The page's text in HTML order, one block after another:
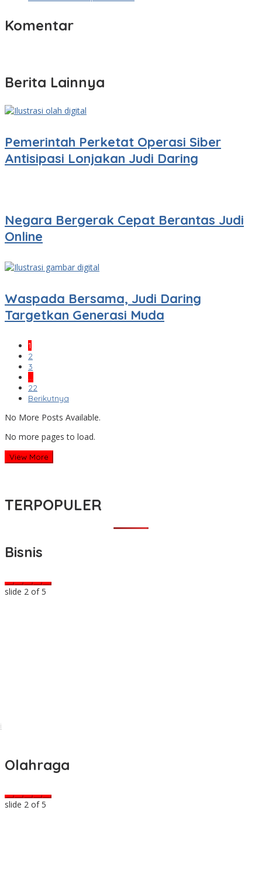
Komentar
Berita Lainnya
Pemerintah Perketat Operasi Siber
Antisipasi Lonjakan Judi Daring
Negara Bergerak Cepat Berantas Judi
Online
Waspada Bersama, Judi Daring
Targetkan Generasi Muda
1
2
3
…
22
Berikutnya
No More Posts Available.
No more pages to load.
View More
TERPOPULER
Bisnis
slide 2 of 5
Olahraga
slide 2 of 5